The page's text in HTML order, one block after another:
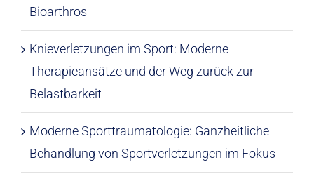
Bioarthros
Knieverletzungen im Sport: Moderne
Therapieansätze und der Weg zurück zur
Belastbarkeit
Moderne Sporttraumatologie: Ganzheitliche
Behandlung von Sportverletzungen im Fokus